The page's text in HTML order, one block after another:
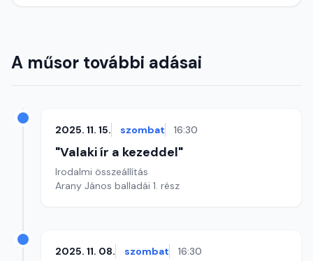
A műsor további adásai
2025. 11. 15. szombat 16:30
"Valaki ír a kezeddel"
Irodalmi összeállítás
Arany János balladái 1. rész
2025. 11. 08. szombat 16:30